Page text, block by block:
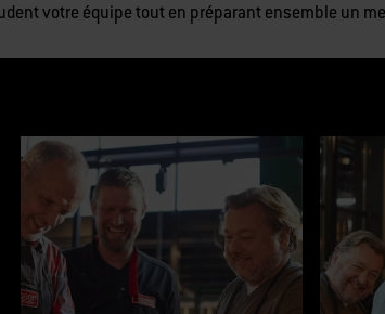
votre équipe tout en préparant ensemble un
d’un carrousel de bannières de liste de produits.